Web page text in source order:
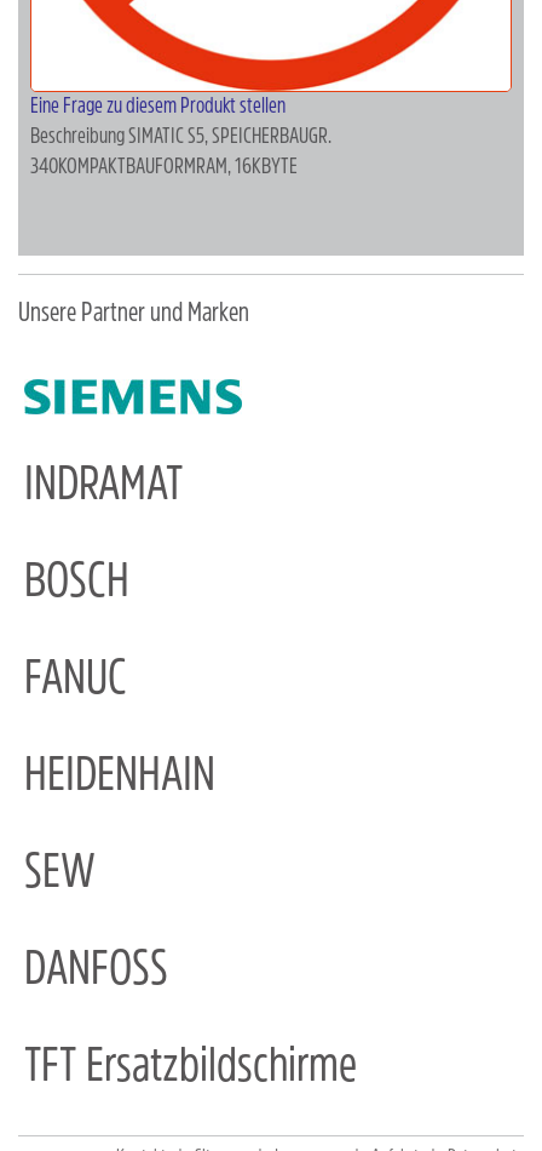
Eine Frage zu diesem Produkt stellen
BeschreibungSIMATIC S5, SPEICHERBAUGR.
340KOMPAKTBAUFORMRAM, 16KBYTE
Unsere Partner und Marken
INDRAMAT
BOSCH
FANUC
HEIDENHAIN
SEW
DANFOSS
TFT Ersatzbildschirme